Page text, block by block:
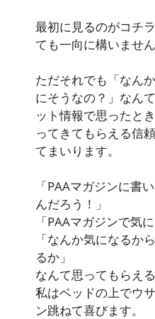
最初に見るのがコチ
ても一向に構いません
ただそれでも「なん
にそうなの？」なん
ット情報で思ったと
ってきてもらえる信
てまいります。
「PAAマガジンに書
んだろう！」
「PAAマガジンで気
「なんか気になるか
るか」
なんて思ってもらえ
私はベッドの上でウ
ン跳ねて喜びます。